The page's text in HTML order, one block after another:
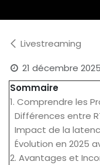
Livestreaming
21 décembre 2025
Sommaire
1. Comprendre les
Différences entre
Impact de la
Évolution en 2025
2. Avantages et